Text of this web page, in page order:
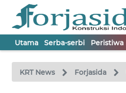
Utama Serba-serbi Peristiwa
KRT News Forjasida
TV
Tutup